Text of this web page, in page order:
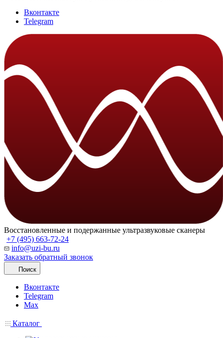
Вконтакте
Telegram
Восстановленные и подержанные ультразвуковые сканеры
+7 (495) 663-72-24
info@uzi-bu.ru
Заказать обратный звонок
Поиск
Вконтакте
Telegram
Max
Каталог